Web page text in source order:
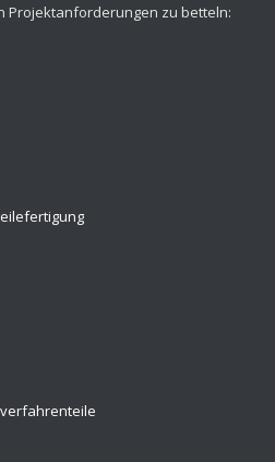
Projektanforderungen zu betteln: